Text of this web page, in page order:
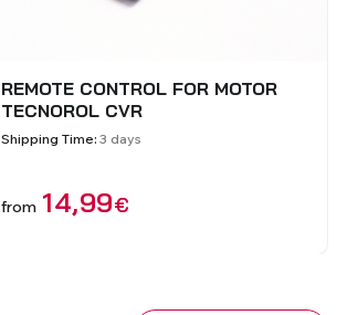
INTERRUPTOR/EMISSOR FIXO
TECNOROL
Shipping Time: 3 dias úteis
from €
17,00